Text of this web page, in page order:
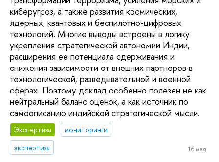
киберугроз, а также развития космических,
ядерных, квантовых и беспилотно-цифровых
технологий. Многие выводы встроены в логику
укрепления стратегической автономии Индии,
расширения ее потенциала сдерживания и
снижения зависимости от внешних партнеров в
технологической, разведывательной и военной
сферах. Поэтому доклад особенно полезен не как
нейтральный баланс оценок, а как источник по
самоописанию индийской стратегической мысли.
Экспертиза
мониторинги
экспертиза
16 мая